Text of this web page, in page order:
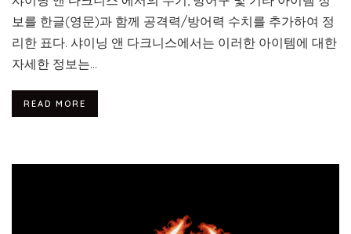
보를 한글(영문)과 함께 공격력/방어력 수치를 추가하여 정
리한 표다. 샤이닝 앤 다크니스에서는 이러한 아이템에 대한
자세한 정보는...
READ MORE